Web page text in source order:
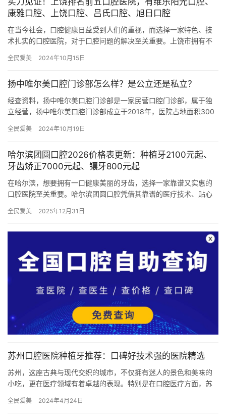
康雅口腔、上饶口腔、吕氏口腔、旭日口腔
在当今社会，口腔健康日益受到人们的重视，而选择一家特色、技
术扎实的口腔医院，对于口腔问题的解决至关重要。上饶市拥有不
阳光口…
全民爱美 2024年10月15日
扬中唯尔美口腔门诊部怎么样？是公立还是私立？
经查资料，扬中唯尔美口腔门诊部是一家民营口腔门诊部，属于独
立经营，扬中唯尔美口腔门诊部成立于2018年，医院占地面积300
全民爱美 2024年10月19日
哈尔滨团圆口腔2026价格表更新：种植牙2100元起、
牙齿矫正7000元起、镶牙800元起
在哈尔滨，想要拥有一口健康美丽的牙齿，选择一家靠谱又实惠的
口腔医院至关重要。哈尔滨团圆口腔凭借其靠谱的医疗技术、贴心
让我们…
全民爱美 2025年12月31日
苏州口腔医院种植牙推荐：口碑好技术强的医院精选
苏州，这座古典与现代交织的城市，不仅拥有迷人的景色和美味的
小吃，更在医疗领域有着卓越的表现。特别是在口腔医疗方面，苏
护航。…
全民爱美 2024年4月24日